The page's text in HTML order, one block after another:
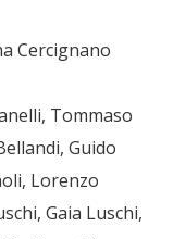
Cercignano
Tommaso
Guido
Lorenzo
Gaia Luschi,